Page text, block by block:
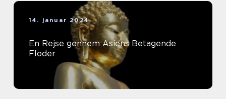
14. januar 2024
En Rejse gennem Asiens Betagende
Floder